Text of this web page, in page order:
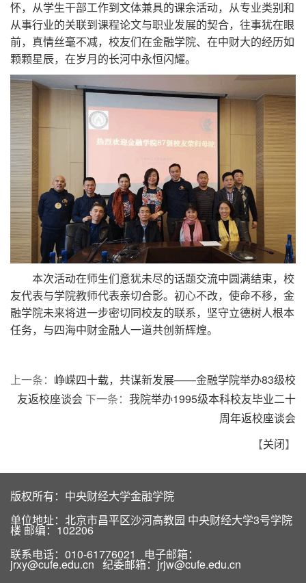
怀，从学生干部工作到文体兼具的课余活动，从专业类别和
从事行业的关联到课程论文与职业发展的契合，往事犹在眼
前，真情丝毫不减，校友们在金融学院、在中财大的经历如
颗颗星辰，在岁月的长河中永恒闪耀。
本次活动在师生们意犹未尽的话题交流中圆满结束，校
友代表与学院教师代表亲切合影。初心不改，使命不移，金
融学院未来将进一步密切同校友的联系，坚守立德树人根本
任务，与四海中财金融人一道共创新辉煌。
上一条： 峥嵘四十载，共谋新发展——金融学院举办83级校
友返校座谈会 下一条： 我院举办1995级本科校友毕业二十
周年返校座谈会
【关闭】
版权所有：中央财经大学金融学院
单位地址：北京市昌平区沙河高教园 中央财经大学3号学院
楼 邮编：102206
联系电话：010-61776021 电子邮箱：
jrxy@cufe.edu.cn 纪委邮箱：jrjw@cufe.edu.cn